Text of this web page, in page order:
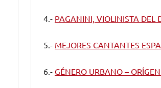
4.- PAGANINI, VIOLINISTA DEL
5.- MEJORES CANTANTES
6.- GÉNERO URBANO –